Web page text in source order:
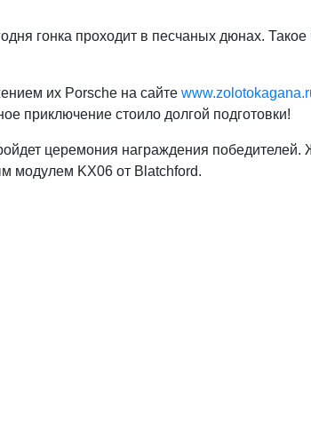
гонка проходит в песчаных дюнах.
их Porsche на сайте
приключение стоило долгой подготовки!
церемония награждения
модулем KX06 от Blatchford.